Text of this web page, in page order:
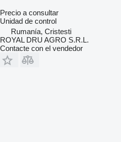
Precio a consultar
Unidad de control
Rumanía, Cristesti
ROYAL DRU AGRO S.R.L.
Contacte con el vendedor